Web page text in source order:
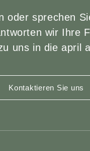
oder sprechen
wir Ihre
uns in die april
Kontaktieren Sie uns